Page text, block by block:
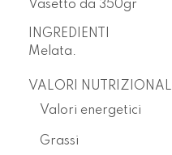
Vasetto da 350gr
INGREDIENTI
Melata.
VALORI
Valori energetici
Grassi